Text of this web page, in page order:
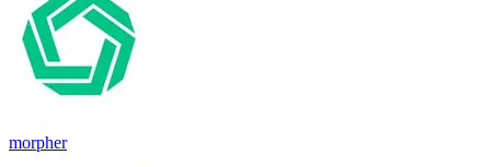
morpher